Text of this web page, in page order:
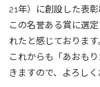
21年）に創設した表彰
この名誉ある賞に選
れたと感じております
これからも「あおも
きますので、よろしく